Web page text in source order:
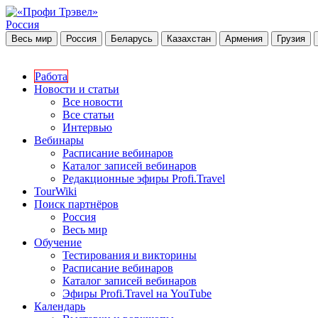
Россия
Весь мир Россия Беларусь Казахстан Армения Грузия
Работа
Новости и статьи
Все новости
Все статьи
Интервью
Вебинары
Расписание вебинаров
Каталог записей вебинаров
Редакционные эфиры Profi.Travel
TourWiki
Поиск партнёров
Россия
Весь мир
Обучение
Тестирования и викторины
Расписание вебинаров
Каталог записей вебинаров
Эфиры Profi.Travel на YouTube
Календарь